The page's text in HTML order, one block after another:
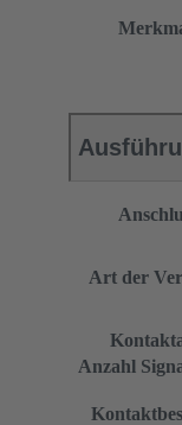
Art der
Anzahl